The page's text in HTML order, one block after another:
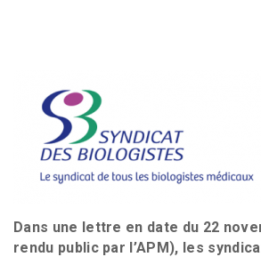
Dans une lettre en date du 22
rendu public par l’APM), les